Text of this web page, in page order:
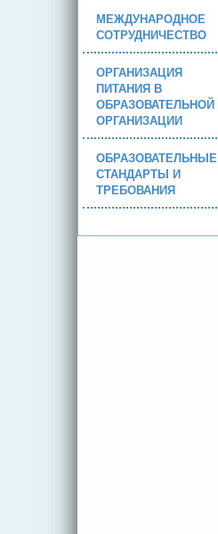
МЕЖДУНАРОДНОЕ
СОТРУДНИЧЕСТВО
ОРГАНИЗАЦИЯ
ПИТАНИЯ В
ОБРАЗОВАТЕЛЬНОЙ
ОРГАНИЗАЦИИ
ОБРАЗОВАТЕЛЬНЫЕ
СТАНДАРТЫ И
ТРЕБОВАНИЯ